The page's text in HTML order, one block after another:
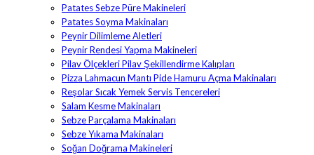
Patates Sebze Püre Makineleri
Patates Soyma Makinaları
Peynir Dilimleme Aletleri
Peynir Rendesi Yapma Makineleri
Pilav Ölçekleri Pilav Şekillendirme Kalıpları
Pizza Lahmacun Mantı Pide Hamuru Açma Makinaları
Reşolar Sıcak Yemek Servis Tencereleri
Salam Kesme Makinaları
Sebze Parçalama Makinaları
Sebze Yıkama Makinaları
Soğan Doğrama Makineleri